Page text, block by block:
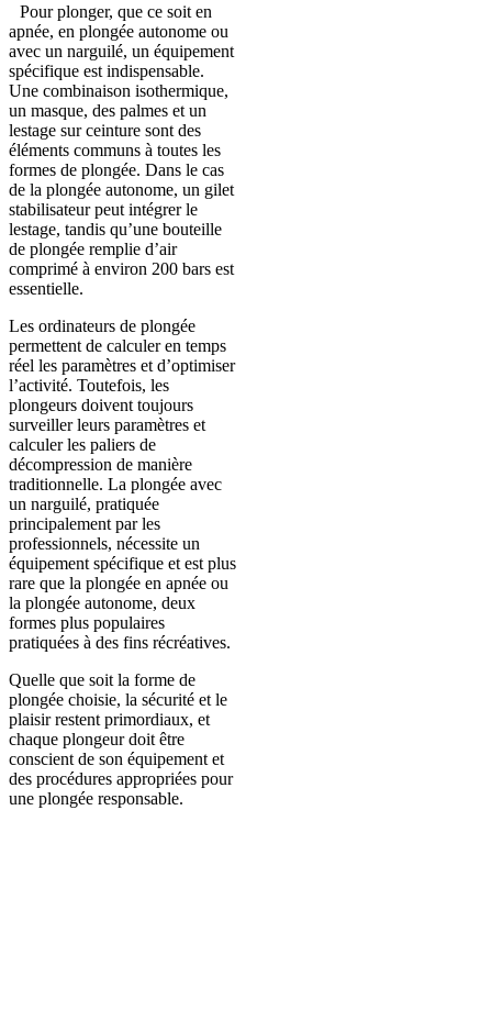
Pour plonger, que ce soit en
apnée, en plongée autonome ou
avec un narguilé, un équipement
spécifique est indispensable.
Une combinaison isothermique,
un masque, des palmes et un
lestage sur ceinture sont des
éléments communs à toutes les
formes de plongée. Dans le cas
de la plongée autonome, un gilet
stabilisateur peut intégrer le
lestage, tandis qu’une bouteille
de plongée remplie d’air
comprimé à environ 200 bars est
essentielle.
Les ordinateurs de plongée
permettent de calculer en temps
réel les paramètres et d’optimiser
l’activité. Toutefois, les
plongeurs doivent toujours
surveiller leurs paramètres et
calculer les paliers de
décompression de manière
traditionnelle. La plongée avec
un narguilé, pratiquée
principalement par les
professionnels, nécessite un
équipement spécifique et est plus
rare que la plongée en apnée ou
la plongée autonome, deux
formes plus populaires
pratiquées à des fins récréatives.
Quelle que soit la forme de
plongée choisie, la sécurité et le
plaisir restent primordiaux, et
chaque plongeur doit être
conscient de son équipement et
des procédures appropriées pour
une plongée responsable.